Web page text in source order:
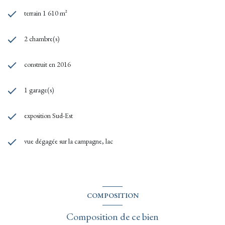
terrain 1 610 m²
2 chambre(s)
construit en 2016
1 garage(s)
exposition Sud-Est
vue dégagée sur la campagne, lac
COMPOSITION
Composition de ce bien